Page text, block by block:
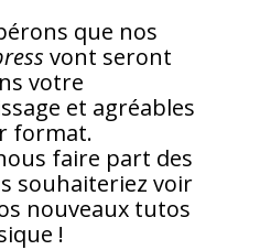
que nos
vont seront
votre
et agréables
format.
faire part des
souhaiteriez voir
nouveaux tutos
!